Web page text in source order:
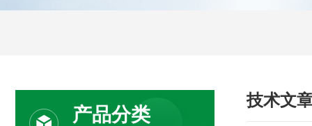
技术文
产品分类